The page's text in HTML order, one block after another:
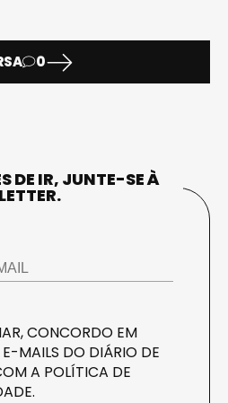
0
DE IR, JUNTE-SE À
CONCORDO EM
E-MAILS DO DIÁRIO DE
A POLÍTICA DE
.